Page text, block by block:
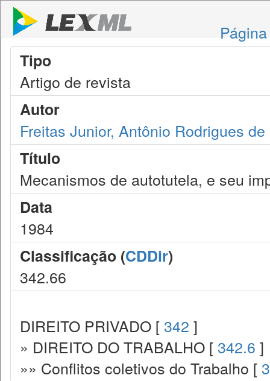
Tipo
Artigo de revista
Autor
Freitas Junior, Antônio Rodrigues de
Título
Mecanismos de autotutela, e seu
Data
1984
Classificação (CDDir)
342.66
DIREITO PRIVADO [ 342 ]
» DIREITO DO TRABALHO [ 342.6 ]
»» Conflitos coletivos do Trabalho [